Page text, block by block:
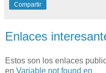
Compartir
Enlaces
Estos son los enlaces
en Variable not found en